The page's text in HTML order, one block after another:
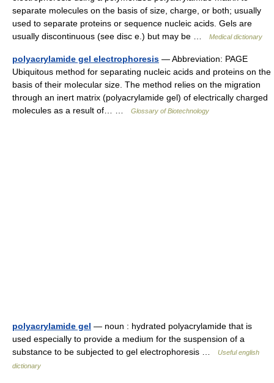
separate molecules on the basis of size, charge, or both; usually
used to separate proteins or sequence nucleic acids. Gels are
usually discontinuous (see disc e.) but may be …
Medical dictionary
polyacrylamide gel electrophoresis — Abbreviation: PAGE
Ubiquitous method for separating nucleic acids and proteins on the
basis of their molecular size. The method relies on the migration
through an inert matrix (polyacrylamide gel) of electrically charged
molecules as a result of… …
Glossary of Biotechnology
polyacrylamide gel — noun : hydrated polyacrylamide that is
used especially to provide a medium for the suspension of a
substance to be subjected to gel electrophoresis …
Useful english
dictionary